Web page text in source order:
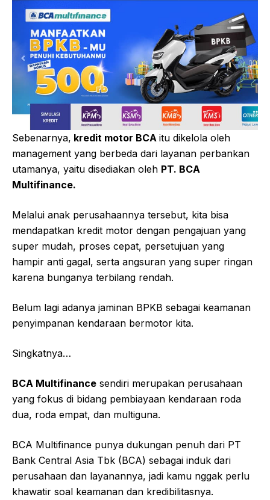
Sebenarnya, kredit motor BCA itu dikelola oleh
management yang berbeda dari layanan perbankan
utamanya, yaitu disediakan oleh PT. BCA
Multifinance.
Melalui anak perusahaannya tersebut, kita bisa
mendapatkan kredit motor dengan pengajuan yang
super mudah, proses cepat, persetujuan yang
hampir anti gagal, serta angsuran yang super ringan
karena bunganya terbilang rendah.
Belum lagi adanya jaminan BPKB sebagai keamanan
penyimpanan kendaraan bermotor kita.
Singkatnya…
BCA Multifinance sendiri merupakan perusahaan
yang fokus di bidang pembiayaan kendaraan roda
dua, roda empat, dan multiguna.
BCA Multifinance punya dukungan penuh dari PT
Bank Central Asia Tbk (BCA) sebagai induk dari
perusahaan dan layanannya, jadi kamu nggak perlu
khawatir soal keamanan dan kredibilitasnya.